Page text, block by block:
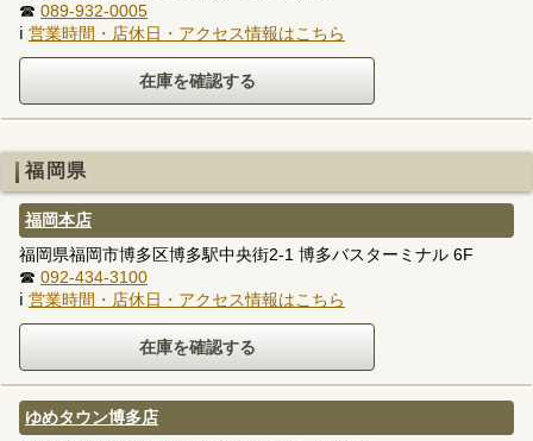
☎ 089-932-0005
ℹ 営業時間・店休日・アクセス情報はこちら
福岡県
福岡本店
福岡県福岡市博多区博多駅中央街2-1 博多バスターミナル 6F
☎ 092-434-3100
ℹ 営業時間・店休日・アクセス情報はこちら
ゆめタウン博多店